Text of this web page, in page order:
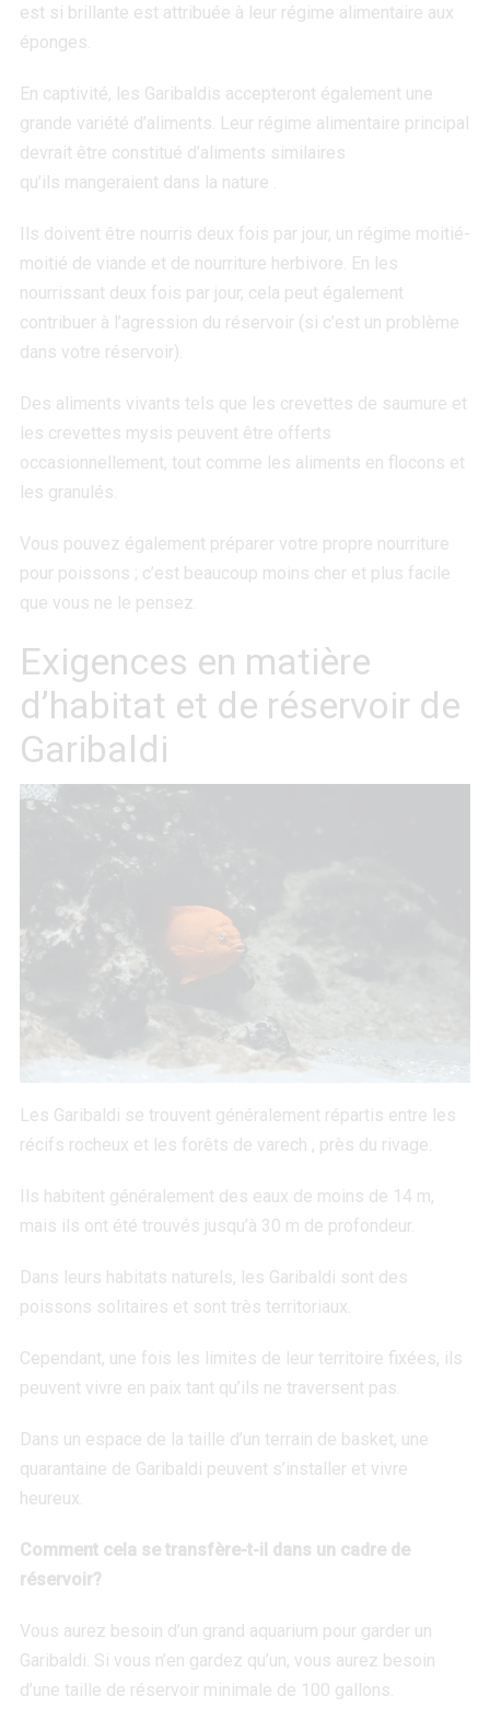
est si brillante est attribuée à leur régime alimentaire aux
éponges.
En captivité, les Garibaldis accepteront également une
grande variété d’aliments. Leur régime alimentaire principal
devrait être constitué d’aliments similaires
qu’ils mangeraient dans la nature .
Ils doivent être nourris deux fois par jour, un régime moitié-
moitié de viande et de nourriture herbivore. En les
nourrissant deux fois par jour, cela peut également
contribuer à l’agression du réservoir (si c’est un problème
dans votre réservoir).
Des aliments vivants tels que les crevettes de saumure et
les crevettes mysis peuvent être offerts
occasionnellement, tout comme les aliments en flocons et
les granulés.
Vous pouvez également préparer votre propre nourriture
pour poissons ; c’est beaucoup moins cher et plus facile
que vous ne le pensez.
Exigences en matière
d’habitat et de réservoir de
Garibaldi
Les Garibaldi se trouvent généralement répartis entre les
récifs rocheux et les forêts de varech , près du rivage.
Ils habitent généralement des eaux de moins de 14 m,
mais ils ont été trouvés jusqu’à 30 m de profondeur.
Dans leurs habitats naturels, les Garibaldi sont des
poissons solitaires et sont très territoriaux.
Cependant, une fois les limites de leur territoire fixées, ils
peuvent vivre en paix tant qu’ils ne traversent pas.
Dans un espace de la taille d’un terrain de basket, une
quarantaine de Garibaldi peuvent s’installer et vivre
heureux.
Comment cela se transfère-t-il dans un cadre de
réservoir?
Vous aurez besoin d’un grand aquarium pour garder un
Garibaldi. Si vous n’en gardez qu’un, vous aurez besoin
d’une taille de réservoir minimale de 100 gallons.